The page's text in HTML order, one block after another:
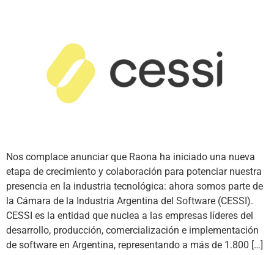
Nos complace anunciar que Raona ha iniciado una nueva
etapa de crecimiento y colaboración para potenciar nuestra
presencia en la industria tecnológica: ahora somos parte de
la Cámara de la Industria Argentina del Software (CESSI).
CESSI es la entidad que nuclea a las empresas líderes del
desarrollo, producción, comercialización e implementación
de software en Argentina, representando a más de 1.800 […]